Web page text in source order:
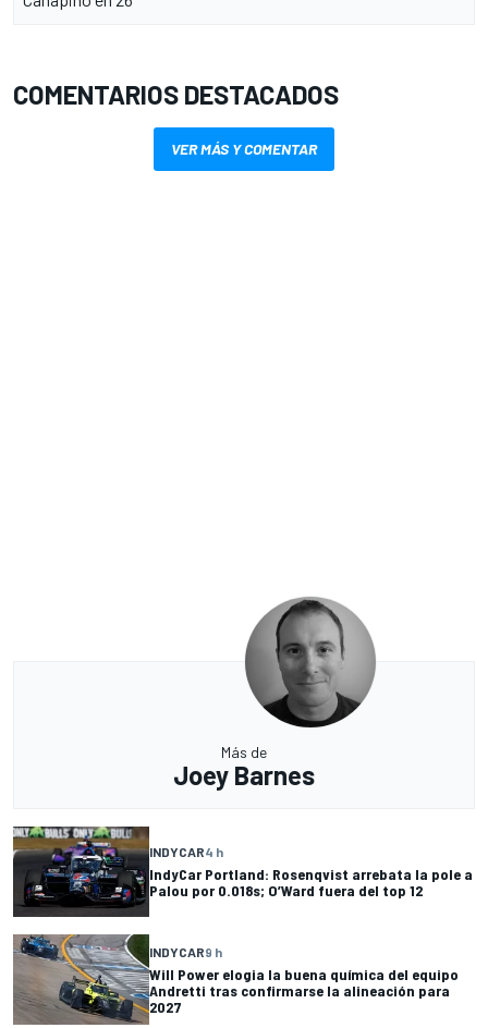
COMENTARIOS DESTACADOS
VER MÁS Y COMENTAR
Más de
Joey Barnes
INDYCAR4 h
IndyCar Portland: Rosenqvist arrebata la pole a
Palou por 0.018s; O’Ward fuera del top 12
INDYCAR9 h
Will Power elogia la buena química del equipo
Andretti tras confirmarse la alineación para
2027